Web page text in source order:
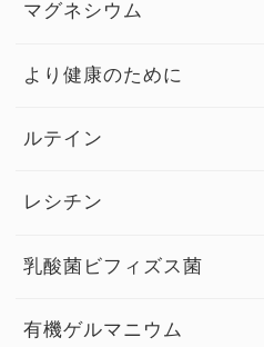
ビタミンE
マグネシウム
より健康のために
より健康のために トップ
眼の健康
ルテイン
レシチン
乳酸菌ビフィズス菌
有機ゲルマニウム